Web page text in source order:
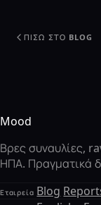
ΠΊΣΩ ΣΤΟ BLOG
Mood
Βρες συναυλίες,
ΗΠΑ. Πραγματικά
Εταιρεία Blog